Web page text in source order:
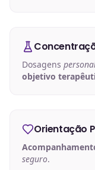
Dosagens
objetivo
Orientação
seguro.